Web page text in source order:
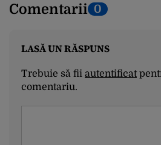
Comentarii 0
LASĂ UN RĂSPUNS
Trebuie să fii autentificat
comentariu.